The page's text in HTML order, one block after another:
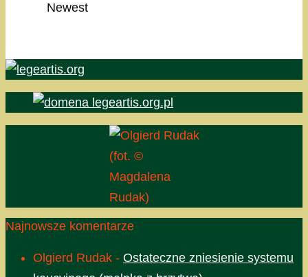
Newest
(fot. ©
Magdalena
Rudak)
Najnowsze komentarze
Olgierd Rudak - Ostateczne zniesienie systemu